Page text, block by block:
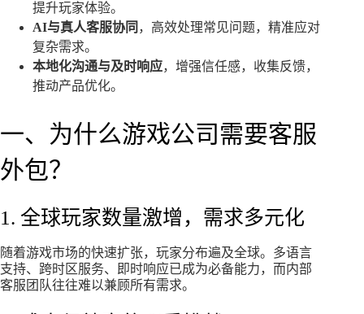
提升玩家体验。
AI与真人客服协同 ，高效处理常见问题，精准应对
复杂需求。
本地化沟通与及时响应，增强信任感，收集反馈，
推动产品优化。
一、为什么游戏公司需要客服
外包？
1. 全球玩家数量激增，需求多元化
随着游戏市场的快速扩张，玩家分布遍及全球。多语言
支持、跨时区服务、即时响应已成为必备能力，而内部
客服团队往往难以兼顾所有需求。